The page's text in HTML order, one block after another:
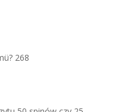
268